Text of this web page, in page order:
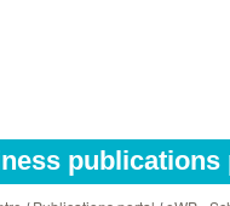
publications